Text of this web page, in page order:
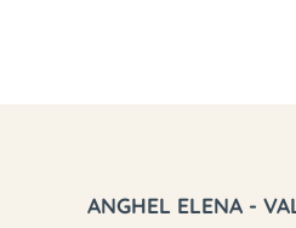
ANGHEL ELENA -